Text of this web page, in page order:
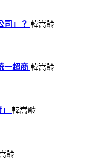
司」？ 韓嵩齡
一超商 韓嵩齡
韓嵩齡
齡